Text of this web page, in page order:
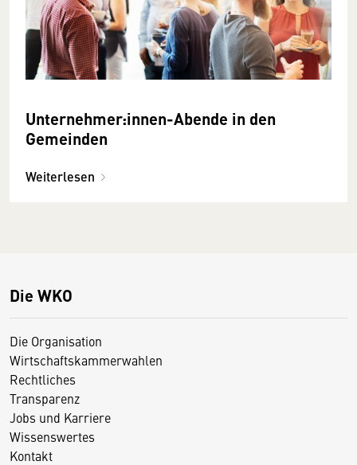
Unternehmer:innen-Abende in den
Gemeinden
Weiterlesen
Die WKO
Die Organisation
Wirtschaftskammerwahlen
Rechtliches
Transparenz
Jobs und Karriere
Wissenswertes
Kontakt